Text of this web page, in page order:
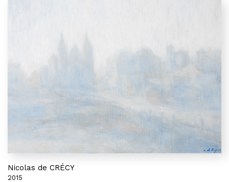
Nicolas de CRÉCY
2015